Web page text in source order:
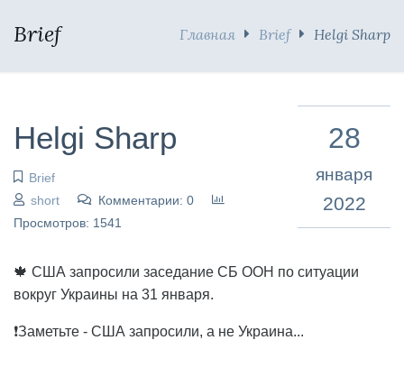
Brief Главная Brief Helgi Sharp
Helgi Sharp
Brief
short
Комментарии: 0
Просмотров: 1541
28
января
2022
🍁 США запросили заседание СБ ООН по ситуации
вокруг Украины на 31 января.
❗️Заметьте - США запросили, а не Украина...